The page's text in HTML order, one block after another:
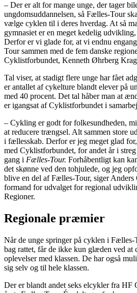
– Der er alt for mange unge, der tager
ungdomsuddannelsen, så Fælles-Tour
vælge cyklen til i deres hverdag. At så
gymnasiet er en meget kedelig
Derfor er vi glade for, at vi endnu
Tour sammen med de fem danske
Cyklistforbundet, Kenneth Øhrberg
Tal viser, at stadigt flere unge har fået
er antallet af cykelture blandt elever på
med 40 procent. Det tal håber man at
er igangsat af Cyklistforbundet i
– Cykling er godt for folkesundheden,
at reducere trængsel. Alt sammen store
i fællesskab. Derfor er jeg meget glad
med Cyklistforbundet, for andet år i
gang i Fælles-Tour. Forhåbentligt kan
det skønne ved den tohjulede, og jeg
blive en del af Fælles-Tour, siger Anders
formand for udvalget for regional
Regioner.
Regionale præmier
Når de unge springer på cyklen i
bag rattet, får de ikke kun glæden ved at
oplevelser med klassen. De har også
sig selv og til hele klassen.
Der er blandt andet seks elcykler fra HF